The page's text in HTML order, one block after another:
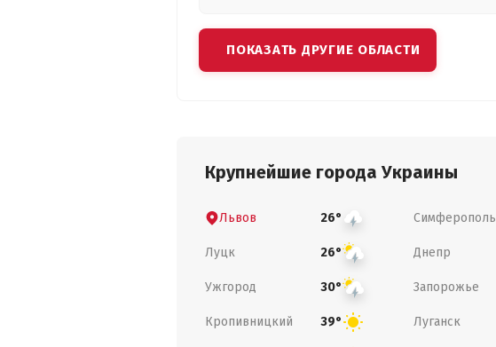
ПОКАЗАТЬ ДРУГИЕ ОБЛАСТИ
Крупнейшие города Украины
Львов 26° Симферополь
Луцк 26° Днепр
Ужгород 30° Запорожье
Кропивницкий 39° Луганск